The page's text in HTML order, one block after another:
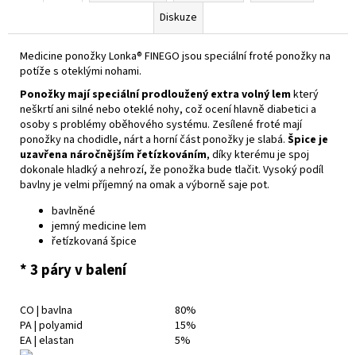
Diskuze
Medicine ponožky Lonka® FINEGO jsou speciální froté ponožky na
potíže s oteklými nohami.
Ponožky mají speciální prodloužený extra volný lemkterý
neškrtí ani silné nebo oteklé nohy, což ocení hlavně diabetici a
osoby s problémy oběhového systému. Zesílené froté mají
ponožky na chodidle, nárt a horní část ponožky je slabá. Špice je
uzavřena náročnějším řetízkováním, díky kterému je spoj
dokonale hladký a nehrozí, že ponožka bude tlačit. Vysoký podíl
bavlny je velmi příjemný na omak a výborně saje pot.
bavlněné
jemný medicine lem
řetízkovaná špice
* 3 páry v balení
CO | bavlna
80%
PA | polyamid
15%
EA | elastan
5%